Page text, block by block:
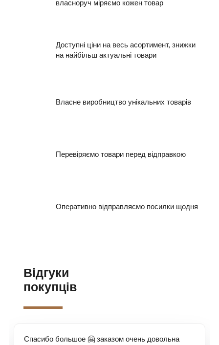
власноруч міряємо кожен товар
Доступні ціни на весь асортимент, знижки
на найбільш актуальні товари
Власне виробництво унікальних товарів
Перевіряємо товари перед відправкою
Оперативно відправляємо посилки щодня
Відгуки
покупців
Спасибо большое 🤗 заказом очень довольна